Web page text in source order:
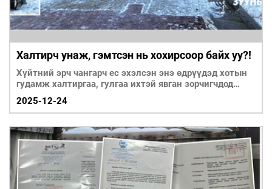
Халтирч унаж, гэмтсэн нь хохирсоор байх уу?!
Хүйтний эрч чангарч ес эхэлсэн энэ өдрүүдэд хотын
гудамж халтиргаа, гулгаа ихтэй явган зорчигчдод
халтай байна.
2025-12-24